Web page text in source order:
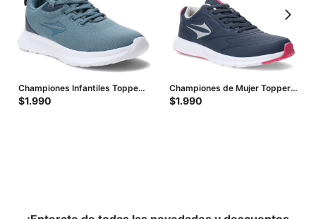
Championes Infantiles Topper
Llambi II - Azul Petroleo - Azul
$1.990
Championes de Mujer Topper
Boro Iii - Azul - Fucsia
$1.990